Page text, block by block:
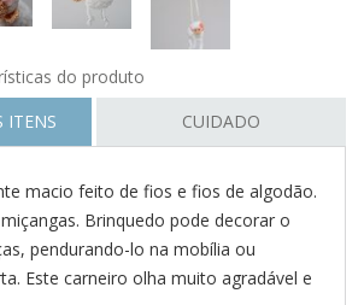
do produto
ITENS
CUIDADO
macio feito de fios e fios de algodão.
Brinquedo pode decorar o
pendurando-lo na mobília ou
Este carneiro olha muito agradável e